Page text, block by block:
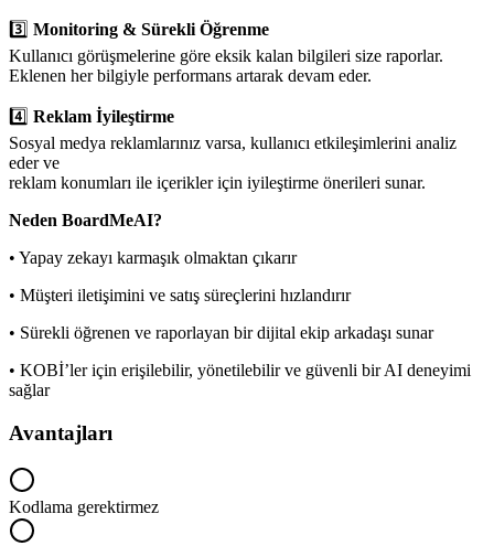
3️⃣ Monitoring & Sürekli Öğrenme
Kullanıcı görüşmelerine göre eksik kalan bilgileri size raporlar.
Eklenen her bilgiyle performans artarak devam eder.
4️⃣ Reklam İyileştirme
Sosyal medya reklamlarınız varsa, kullanıcı etkileşimlerini analiz
eder ve
reklam konumları ile içerikler için iyileştirme önerileri sunar.
Neden BoardMeAI?
• Yapay zekayı karmaşık olmaktan çıkarır
• Müşteri iletişimini ve satış süreçlerini hızlandırır
• Sürekli öğrenen ve raporlayan bir dijital ekip arkadaşı sunar
• KOBİ’ler için erişilebilir, yönetilebilir ve güvenli bir AI deneyimi
sağlar
Avantajları
Kodlama gerektirmez